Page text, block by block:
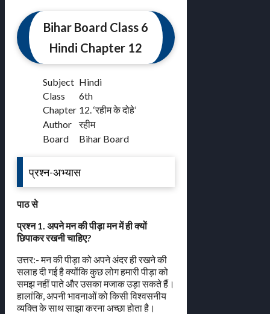
Bihar Board Class 6
Hindi Chapter 12
Subject Hindi
Class
6th
Chapter 12. ‘रहीम के दोहे’
Author
रहीम
Board
Bihar Board
प्रश्न-अभ्यास
पाठ से
प्रश्न 1. अपने मन की पीड़ा मन में ही क्यों
छिपाकर रखनी चाहिए?
उत्तर:- मन की पीड़ा को अपने अंदर ही रखने की
सलाह दी गई है क्योंकि कुछ लोग हमारी पीड़ा को
समझ नहीं पाते और उसका मजाक उड़ा सकते हैं।
हालांकि, अपनी भावनाओं को किसी विश्वसनीय
व्यक्ति के साथ साझा करना अच्छा होता है।